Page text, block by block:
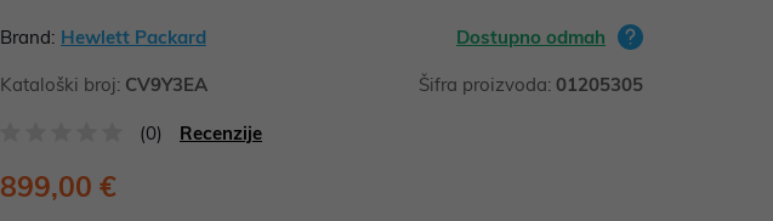
Brand: Hewlett Packard Dostupno odmah
Kataloški broj: CV9Y3EA Šifra proizvoda: 01205305
(0) Recenzije
899,00 €